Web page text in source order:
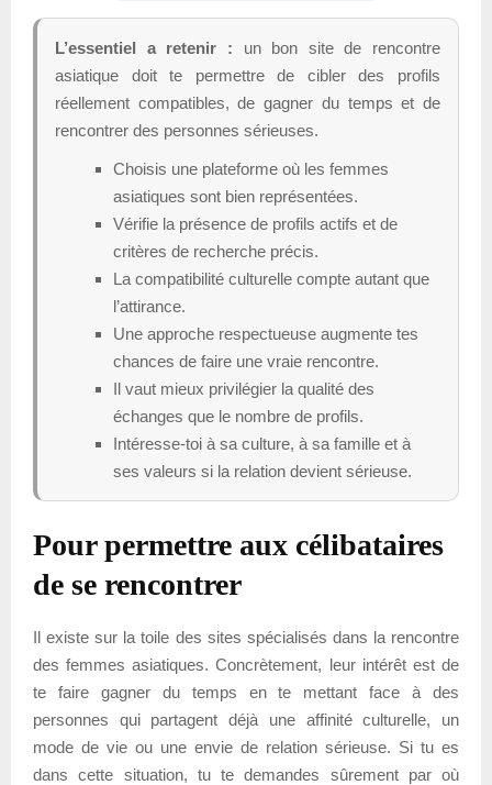
L’essentiel a retenir : un bon site de rencontre
asiatique doit te permettre de cibler des profils
réellement compatibles, de gagner du temps et de
rencontrer des personnes sérieuses.
Choisis une plateforme où les femmes
asiatiques sont bien représentées.
Vérifie la présence de profils actifs et de
critères de recherche précis.
La compatibilité culturelle compte autant que
l’attirance.
Une approche respectueuse augmente tes
chances de faire une vraie rencontre.
Il vaut mieux privilégier la qualité des
échanges que le nombre de profils.
Intéresse-toi à sa culture, à sa famille et à
ses valeurs si la relation devient sérieuse.
Pour permettre aux célibataires
de se rencontrer
Il existe sur la toile des sites spécialisés dans la rencontre
des femmes asiatiques. Concrètement, leur intérêt est de
te faire gagner du temps en te mettant face à des
personnes qui partagent déjà une affinité culturelle, un
mode de vie ou une envie de relation sérieuse. Si tu es
dans cette situation, tu te demandes sûrement par où